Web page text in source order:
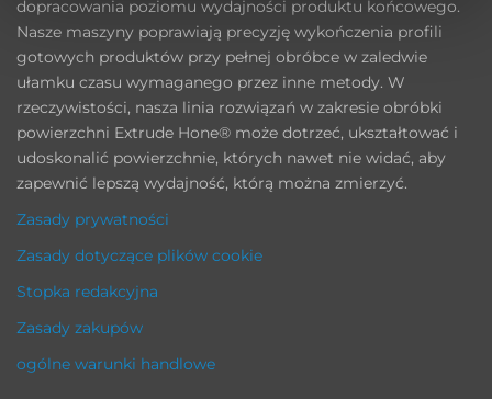
dopracowania poziomu wydajności produktu końcowego.
Nasze maszyny poprawiają precyzję wykończenia profili
gotowych produktów przy pełnej obróbce w zaledwie
ułamku czasu wymaganego przez inne metody. W
rzeczywistości, nasza linia rozwiązań w zakresie obróbki
powierzchni Extrude Hone® może dotrzeć, ukształtować i
udoskonalić powierzchnie, których nawet nie widać, aby
zapewnić lepszą wydajność, którą można zmierzyć.
Zasady prywatności
Zasady dotyczące plików cookie
Stopka redakcyjna
Zasady zakupów
ogólne warunki handlowe